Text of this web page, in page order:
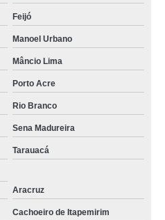
Feijó
Manoel Urbano
Mâncio Lima
Porto Acre
Rio Branco
Sena Madureira
Tarauacá
Aracruz
Cachoeiro de Itapemirim